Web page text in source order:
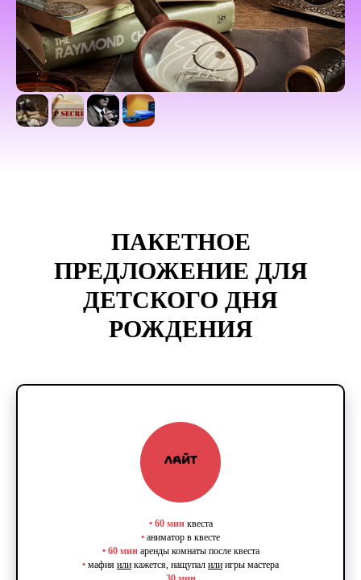
ПАКЕТНОЕ
ПРЕДЛОЖЕНИЕ ДЛЯ
ДЕТСКОГО ДНЯ
РОЖДЕНИЯ
• 60 минквеста
• аниматор в квесте
• 60 минаренды комнаты после квеста
• мафия или кажется, нащупал или игры мастера